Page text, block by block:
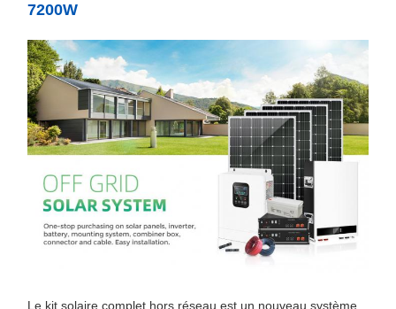
7200W
Le kit solaire complet hors réseau est un nouveau système